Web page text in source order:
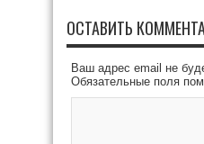
ОСТАВИТЬ
Ваш адрес email не
Обязательные поля